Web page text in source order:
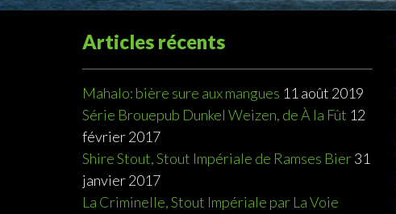
Articles récents
Mahalo: bière sure aux mangues 11 août 2019
Série Brouepub Dunkel Weizen, de À la Fût 12
février 2017
Shire Stout, Stout Impériale de Ramses Bier31
janvier 2017
La Criminelle, Stout Impériale par La Voie